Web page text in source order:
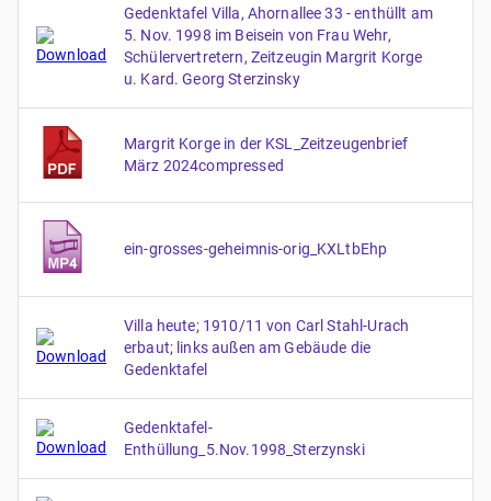
Gedenktafel Villa, Ahornallee 33 - enthüllt am
5. Nov. 1998 im Beisein von Frau Wehr,
Schülervertretern, Zeitzeugin Margrit Korge
u. Kard. Georg Sterzinsky
Margrit Korge in der KSL_Zeitzeugenbrief
März 2024compressed
ein-grosses-geheimnis-orig_KXLtbEhp
Villa heute; 1910/11 von Carl Stahl-Urach
erbaut; links außen am Gebäude die
Gedenktafel
Gedenktafel-
Enthüllung_5.Nov.1998_Sterzynski